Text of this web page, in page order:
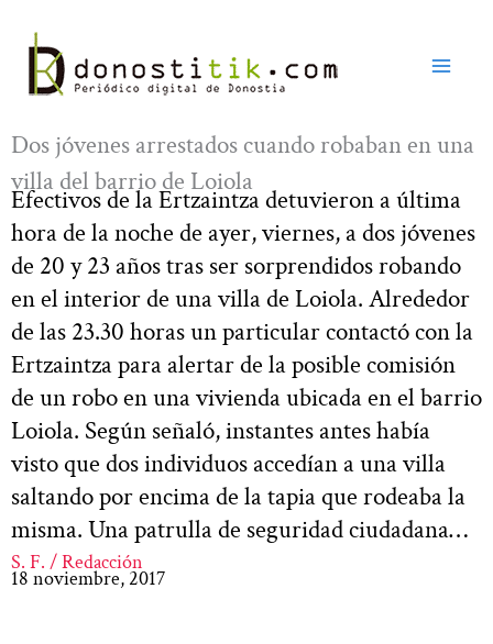
contenido
Dos jóvenes arrestados cuando robaban en una
villa del barrio de Loiola
Efectivos de la Ertzaintza detuvieron a última
hora de la noche de ayer, viernes, a dos jóvenes
de 20 y 23 años tras ser sorprendidos robando
en el interior de una villa de Loiola. Alrededor
de las 23.30 horas un particular contactó con la
Ertzaintza para alertar de la posible comisión
de un robo en una vivienda ubicada en el barrio
Loiola. Según señaló, instantes antes había
visto que dos individuos accedían a una villa
saltando por encima de la tapia que rodeaba la
misma. Una patrulla de seguridad ciudadana…
S. F. / Redacción
18 noviembre, 2017